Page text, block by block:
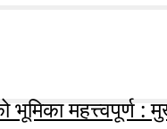
भूमिका महत्त्वपूर्ण :